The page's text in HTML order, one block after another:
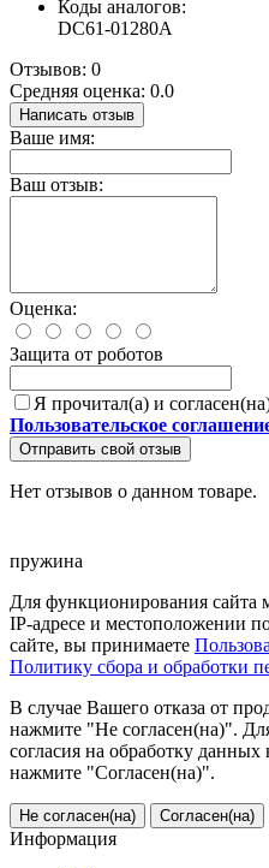
Коды аналогов:
DC61-01280A
Отзывов: 0
Средняя оценка: 0.0
Написать отзыв
Ваше имя:
Ваш отзыв:
Оценка:
Защита от роботов
Я прочитал(а) и
Пользовательское
Отправить свой отзыв
Нет отзывов о данном товаре.
пружина
Для функционирования сайта
IP-адресе и местоположении
сайте, вы принимаете
Политику сбора и обработки
В случае Вашего отказа от
нажмите "Не согласен(на)".
согласия на обработку
нажмите "Согласен(на)".
Не согласен(на) Согласен(на)
Информация